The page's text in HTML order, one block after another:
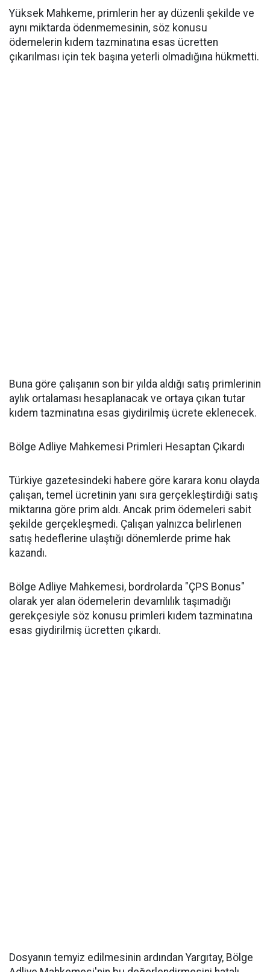
Yüksek Mahkeme, primlerin her ay düzenli şekilde ve
aynı miktarda ödenmemesinin, söz konusu
ödemelerin kıdem tazminatına esas ücretten
çıkarılması için tek başına yeterli olmadığına hükmetti.
Buna göre çalışanın son bir yılda aldığı satış primlerinin
aylık ortalaması hesaplanacak ve ortaya çıkan tutar
kıdem tazminatına esas giydirilmiş ücrete eklenecek.
Bölge Adliye Mahkemesi Primleri Hesaptan Çıkardı
Türkiye gazetesindeki habere göre karara konu olayda
çalışan, temel ücretinin yanı sıra gerçekleştirdiği satış
miktarına göre prim aldı. Ancak prim ödemeleri sabit
şekilde gerçekleşmedi. Çalışan yalnızca belirlenen
satış hedeflerine ulaştığı dönemlerde prime hak
kazandı.
Bölge Adliye Mahkemesi, bordrolarda "ÇPS Bonus"
olarak yer alan ödemelerin devamlılık taşımadığı
gerekçesiyle söz konusu primleri kıdem tazminatına
esas giydirilmiş ücretten çıkardı.
Dosyanın temyiz edilmesinin ardından Yargıtay, Bölge